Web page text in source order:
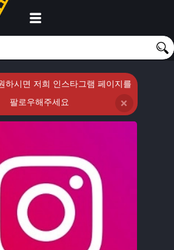
하시면 저희 인스타그램 페이지를
팔로우해주세요
❌